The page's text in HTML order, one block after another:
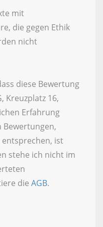
mit
die gegen Ethik
nicht
diese Bewertung
Kreuzplatz 16,
Erfahrung
Bewertungen,
ist
stehe ich nicht im
die AGB.